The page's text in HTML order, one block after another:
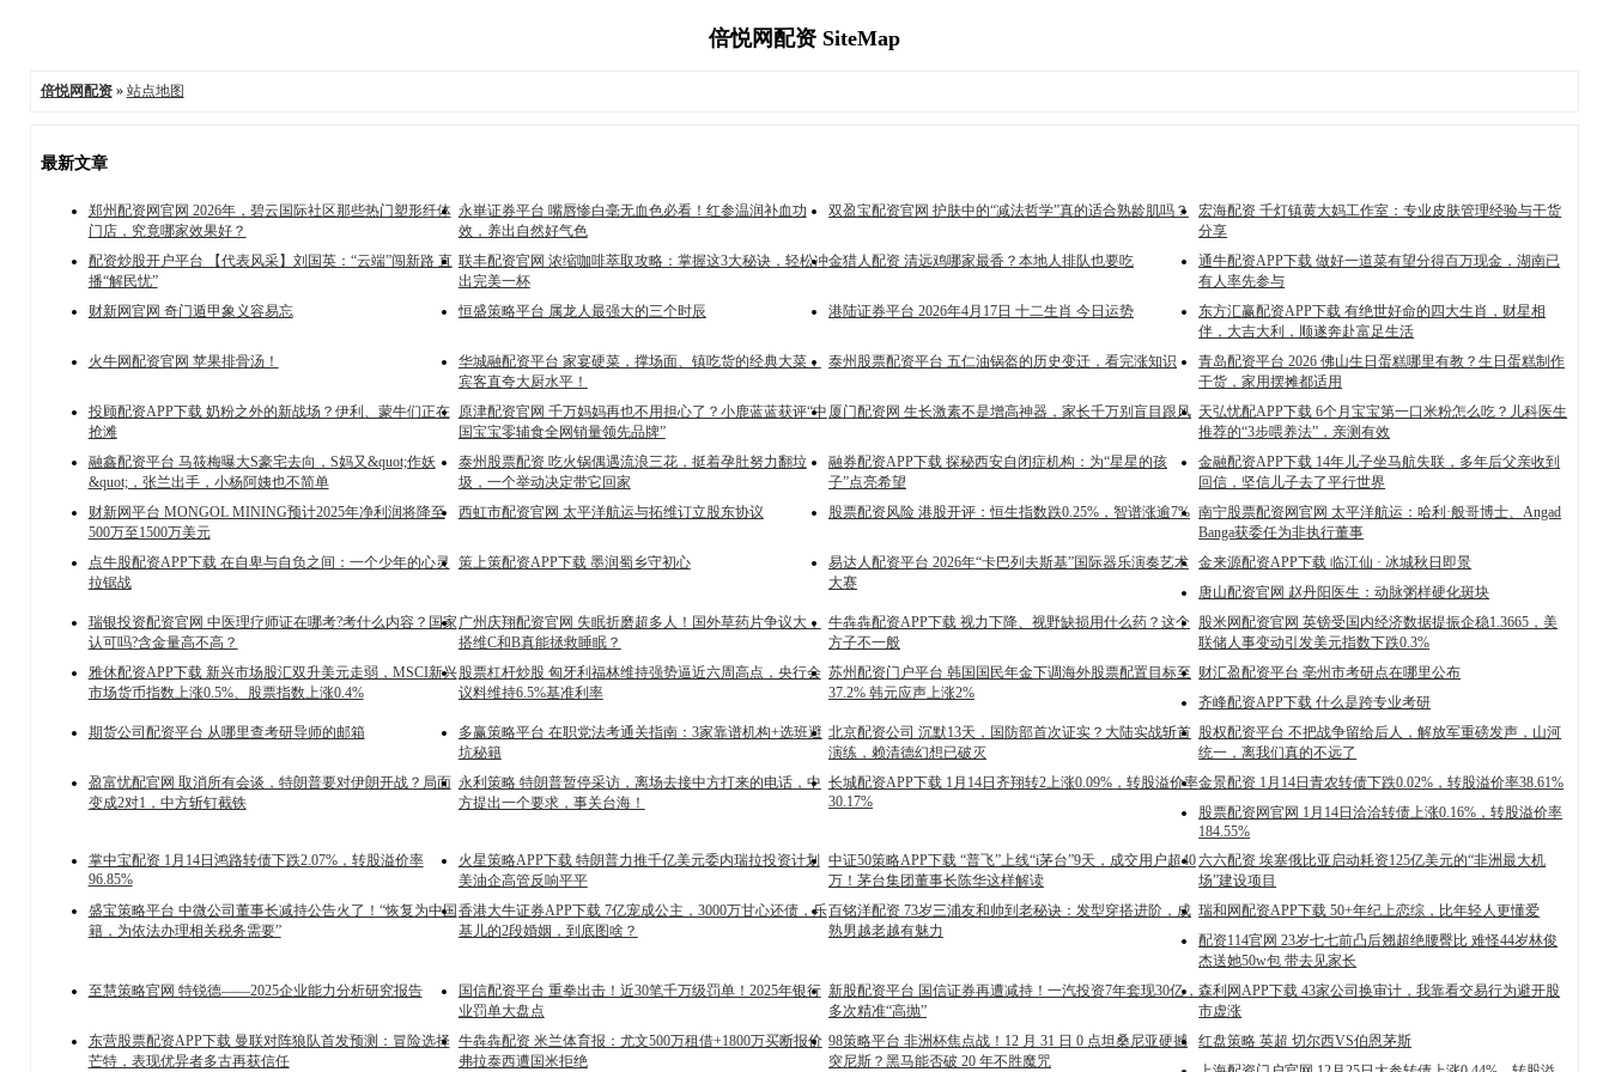
倍悦网配资 SiteMap
倍悦网配资» 站点地图
最新文章
郑州配资网官网 2026年，碧云国际社区那些热门塑形纤体
门店，究竟哪家效果好？
永崋证券平台 嘴唇惨白毫无血色必看！红参温润补血功
效，养出自然好气色
双盈宝配资官网 护肤中的“减法哲学”真的适合熟龄肌吗？
宏海配资 千灯镇黄大妈工作室：专业皮肤管理经验与干货
分享
配资炒股开户平台 【代表风采】刘国英：“云端”闯新路 直
播“解民忧”
联丰配资官网 浓缩咖啡萃取攻略：掌握这3大秘诀，轻松冲
出完美一杯
金猎人配资 清远鸡哪家最香？本地人排队也要吃
通牛配资APP下载 做好一道菜有望分得百万现金，湖南已
有人率先参与
财新网官网 奇门遁甲象义容易忘
恒盛策略平台 属龙人最强大的三个时辰 港陆证券平台 2026年4月17日 十二生肖 今日运势
东方汇赢配资APP下载 有绝世好命的四大生肖，财星相
伴，大吉大利，顺遂奔赴富足生活
火牛网配资官网 苹果排骨汤！
华城融配资平台 家宴硬菜，撑场面、镇吃货的经典大菜，
宾客直夸大厨水平！
泰州股票配资平台 五仁油锅盔的历史变迁，看完涨知识
青岛配资平台 2026 佛山生日蛋糕哪里有教？生日蛋糕制作
干货，家用摆摊都适用
投顾配资APP下载 奶粉之外的新战场？伊利、蒙牛们正在
抢滩
原津配资官网 千万妈妈再也不用担心了？小鹿蓝蓝获评“中
国宝宝零辅食全网销量领先品牌”
厦门配资网 生长激素不是增高神器，家长千万别盲目跟风 天弘忧配APP下载 6个月宝宝第一口米粉怎么吃？儿科医生
推荐的“3步喂养法”，亲测有效
融鑫配资平台 马筱梅曝大S豪宅去向，S妈又&quot;作妖
&quot;，张兰出手，小杨阿姨也不简单
泰州股票配资 吃火锅偶遇流浪三花，挺着孕肚努力翻垃
圾，一个举动决定带它回家
融券配资APP下载 探秘西安自闭症机构：为“星星的孩
子”点亮希望
金融配资APP下载 14年儿子坐马航失联，多年后父亲收到
回信，坚信儿子去了平行世界
财新网平台 MONGOL MINING预计2025年净利润将降至
500万至1500万美元
西虹市配资官网 太平洋航运与拓维订立股东协议 股票配资风险 港股开评：恒生指数跌0.25%，智谱涨逾7% 南宁股票配资网官网 太平洋航运：哈利·般哥博士、Angad
Banga获委任为非执行董事
点牛股配资APP下载 在自卑与自负之间：一个少年的心灵
拉锯战
策上策配资APP下载 墨润蜀乡守初心
易达人配资平台 2026年“卡巴列夫斯基”国际器乐演奏艺术
大赛
金来源配资APP下载 临江仙 · 冰城秋日即景
唐山配资官网 赵丹阳医生：动脉粥样硬化斑块
瑞银投资配资官网 中医理疗师证在哪考?考什么内容？国家
认可吗?含金量高不高？
广州庆翔配资官网 失眠折磨超多人！国外草药片争议大，
搭维C和B真能拯救睡眠？
牛犇犇配资APP下载 视力下降、视野缺损用什么药？这个
方子不一般
股米网配资官网 英镑受国内经济数据提振企稳1.3665，美
联储人事变动引发美元指数下跌0.3%
雅休配资APP下载 新兴市场股汇双升美元走弱，MSCI新兴
市场货币指数上涨0.5%、股票指数上涨0.4%
股票杠杆炒股 匈牙利福林维持强势逼近六周高点，央行会
议料维持6.5%基准利率
苏州配资门户平台 韩国国民年金下调海外股票配置目标至
37.2% 韩元应声上涨2%
财汇盈配资平台 亳州市考研点在哪里公布
齐峰配资APP下载 什么是跨专业考研
期货公司配资平台 从哪里查考研导师的邮箱
多赢策略平台 在职党法考通关指南：3家靠谱机构+选班避
坑秘籍
北京配资公司 沉默13天，国防部首次证实？大陆实战斩首
演练，赖清德幻想已破灭
股权配资平台 不把战争留给后人，解放军重磅发声，山河
统一，离我们真的不远了
盈富忧配官网 取消所有会谈，特朗普要对伊朗开战？局面
变成2对1，中方斩钉截铁
永利策略 特朗普暂停采访，离场去接中方打来的电话，中
方提出一个要求，事关台海！
长城配资APP下载 1月14日齐翔转2上涨0.09%，转股溢价率
30.17%
金景配资 1月14日青农转债下跌0.02%，转股溢价率38.61%
股票配资网官网 1月14日洽洽转债上涨0.16%，转股溢价率
184.55%
掌中宝配资 1月14日鸿路转债下跌2.07%，转股溢价率
96.85%
火星策略APP下载 特朗普力推千亿美元委内瑞拉投资计划
美油企高管反响平平
中证50策略APP下载 “普飞”上线“i茅台”9天，成交用户超40
万！茅台集团董事长陈华这样解读
六六配资 埃塞俄比亚启动耗资125亿美元的“非洲最大机
场”建设项目
盛宝策略平台 中微公司董事长减持公告火了！“恢复为中国
籍，为依法办理相关税务需要”
香港大牛证券APP下载 7亿宠成公主，3000万甘心还债，乐
基儿的2段婚姻，到底图啥？
百铭洋配资 73岁三浦友和帅到老秘诀：发型穿搭进阶，成
熟男越老越有魅力
瑞和网配资APP下载 50+年纪上恋综，比年轻人更懂爱
配资114官网 23岁七七前凸后翘超绝腰臀比 难怪44岁林俊
杰送她50w包 带去见家长
至慧策略官网 特锐德——2025企业能力分析研究报告
国信配资平台 重拳出击！近30笔千万级罚单！2025年银行
业罚单大盘点
新股配资平台 国信证券再遭减持！一汽投资7年套现30亿，
多次精准“高抛”
森利网APP下载 43家公司换审计，我靠看交易行为避开股
市虚涨
东营股票配资APP下载 曼联对阵狼队首发预测：冒险选择
芒特，表现优异者多古再获信任
牛犇犇配资 米兰体育报：尤文500万租借+1800万买断报价
弗拉泰西遭国米拒绝
98策略平台 非洲杯焦点战！12 月 31 日 0 点坦桑尼亚硬撼
突尼斯？黑马能否破 20 年不胜魔咒
红盘策略 英超 切尔西VS伯恩茅斯